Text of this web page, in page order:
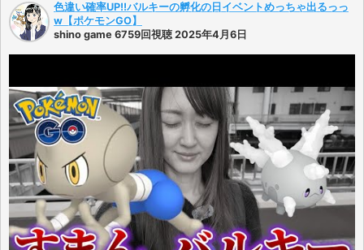
色違い確率UP!!バルキーの孵化の日イベントめっちゃ出るっっ
w【ポケモンGO】
shino game 6759回視聴 2025年4月6日